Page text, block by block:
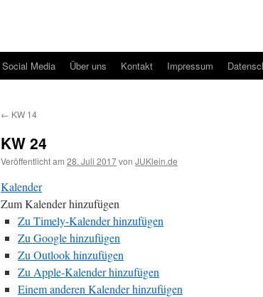
Social Media Über uns Kontakt Impressum
← KW 14
KW 24
Veröffentlicht am 28. Juli 2017von JUKlein.de
Kalender
Zum Kalender hinzufügen
Zu Timely-Kalender hinzufügen
Zu Google hinzufügen
Zu Outlook hinzufügen
Zu Apple-Kalender hinzufügen
Einem anderen Kalender hinzufügen